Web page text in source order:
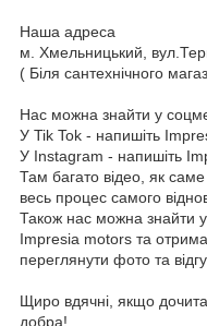
Наша адреса
м. Хмельницький,
( Біля сантехнічного
Нас можна знайти у
У Tik Tok - напишіть
У Instagram - напишіть
Там багато відео, як
весь процес самого
Також нас можна знайти
Impresia motors та
переглянути фото та
Щиро вдячні, якщо
добра!